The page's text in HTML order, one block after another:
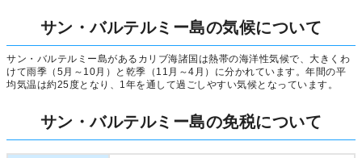
サン・バルテルミー島の気候について
サン・バルテルミー島があるカリブ海諸国は熱帯の海洋性気候で、大きくわ
けて雨季（5月～10月）と乾季（11月～4月）に分かれています。年間の平
均気温は約25度となり、1年を通して過ごしやすい気候となっています。
サン・バルテルミー島の免税について